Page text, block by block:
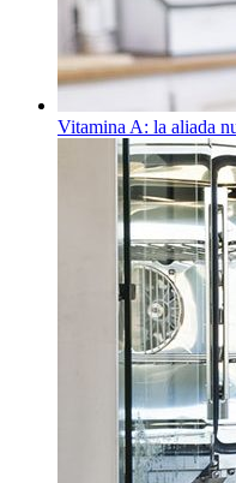
Vitamina A: la aliada